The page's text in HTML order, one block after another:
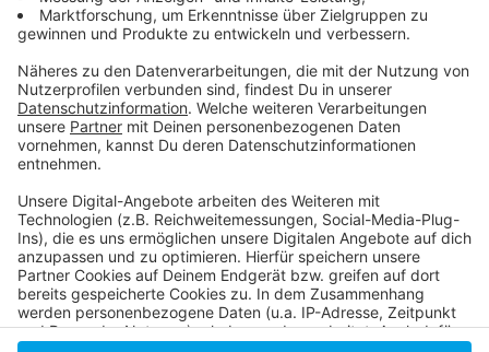
Hier informiert die Stadt
Pressemeldung der Stadt
Anzeige
Anzeige